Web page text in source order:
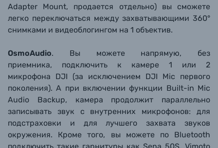
Adapter Mount, продается отдельно) вы сможете
легко переключаться между захватывающими 360°
снимками и видеоблогингом на 1 объектив.
OsmoAudio. Вы можете напрямую, без
приемника, подключить к камере 1 или 2
микрофона DJI (за исключением DJI Mic первого
поколения). А при включении функции Built-in Mic
Audio Backup, камера продолжит параллельно
записывать звук с внутренних микрофонов: для
подстраховки и для лучшего захвата звуков
окружения. Кроме того, вы можете по Bluetooth